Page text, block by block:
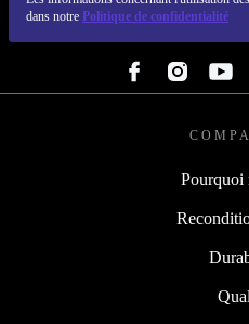
dans notre Politique de confidentialité
Pourquoi